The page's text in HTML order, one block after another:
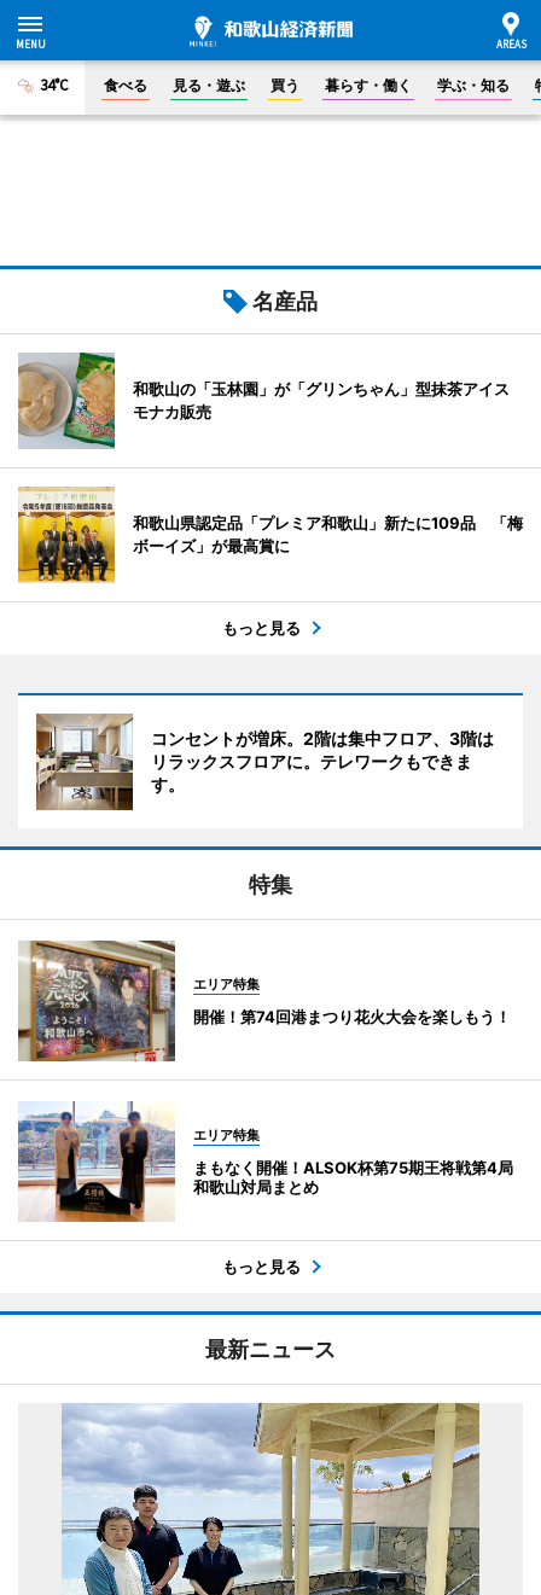
34°C 食べる 見る・遊ぶ 買う 暮らす・働く 学ぶ・知る
名産品
和歌山の「玉林園」が「グリンちゃん」型抹茶アイス
モナカ販売
和歌山県認定品「プレミア和歌山」新たに109品 「梅
ボーイズ」が最高賞に
もっと見る
コンセントが増床。2階は集中フロア、3階は
リラックスフロアに。テレワークもできま
す。
特集
エリア特集
開催！第74回港まつり花火大会を楽しもう！
エリア特集
まもなく開催！ALSOK杯第75期王将戦第4局
和歌山対局まとめ
もっと見る
最新ニュース